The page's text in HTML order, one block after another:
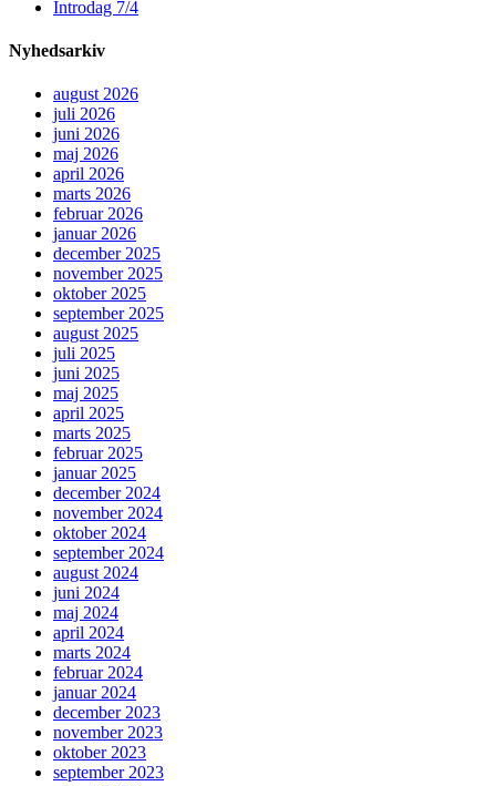
Introdag 7/4
Nyhedsarkiv
august 2026
juli 2026
juni 2026
maj 2026
april 2026
marts 2026
februar 2026
januar 2026
december 2025
november 2025
oktober 2025
september 2025
august 2025
juli 2025
juni 2025
maj 2025
april 2025
marts 2025
februar 2025
januar 2025
december 2024
november 2024
oktober 2024
september 2024
august 2024
juni 2024
maj 2024
april 2024
marts 2024
februar 2024
januar 2024
december 2023
november 2023
oktober 2023
september 2023